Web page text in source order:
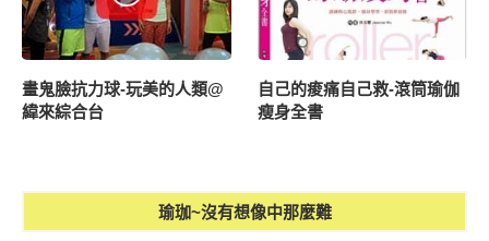
畫鬼臉抗力球-玩美的人類@
緯來綜合台
自己的痠痛自己救-滾筒瑜伽
瘦身全書
瑜珈~沒有想像中那麼難